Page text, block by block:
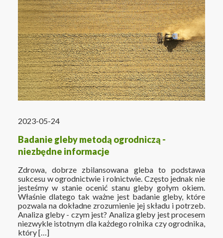
2023-05-24
Badanie gleby metodą ogrodniczą -
niezbędne informacje
Zdrowa, dobrze zbilansowana gleba to podstawa
sukcesu w ogrodnictwie i rolnictwie. Często jednak nie
jesteśmy w stanie ocenić stanu gleby gołym okiem.
Właśnie dlatego tak ważne jest badanie gleby, które
pozwala na dokładne zrozumienie jej składu i potrzeb.
Analiza gleby - czym jest? Analiza gleby jest procesem
niezwykle istotnym dla każdego rolnika czy ogrodnika,
który […]